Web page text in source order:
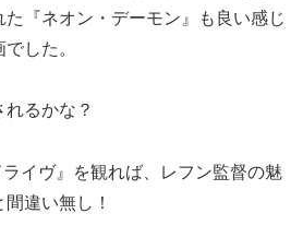
『ネオン・デーモン』も良い感じ
した。
るかな？
イヴ』を観れば、レフン監督の魅
違い無し！